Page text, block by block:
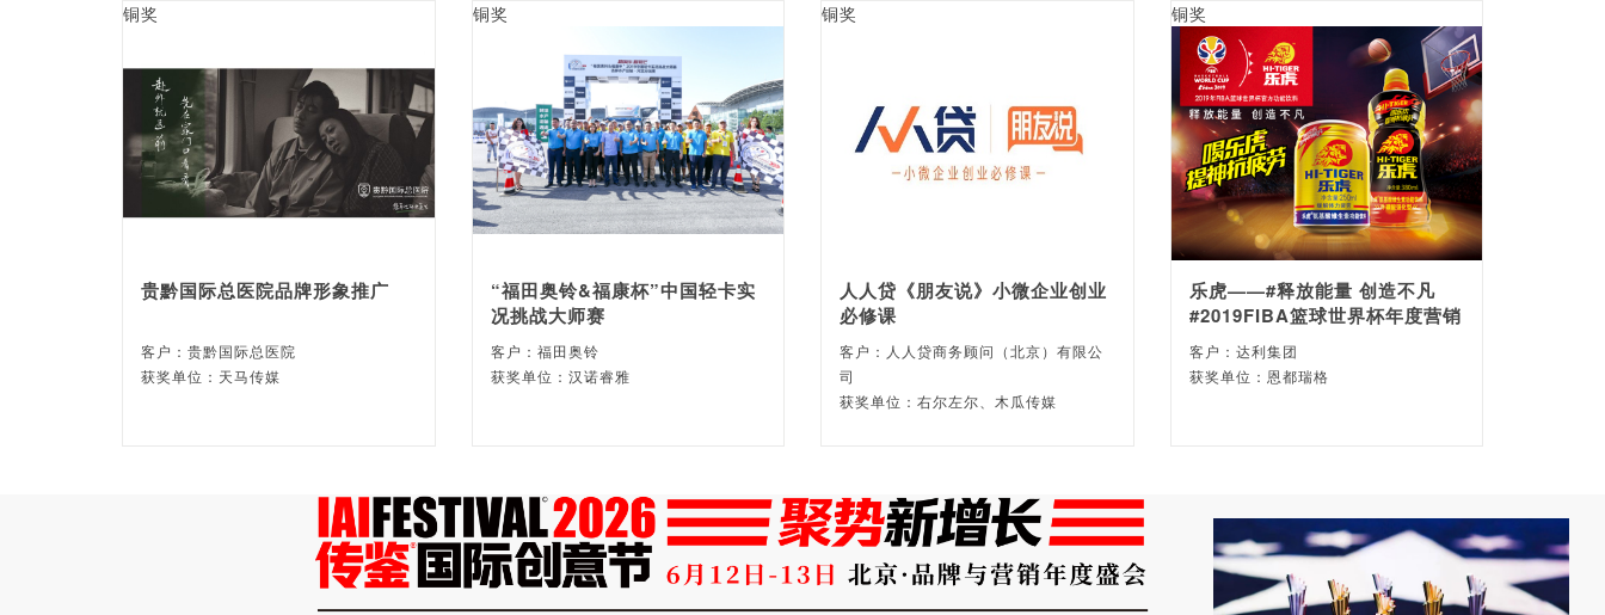
铜奖
贵黔国际总医院品牌形象推广
客户：贵黔国际总医院
获奖单位：天马传媒
铜奖
“福田奥铃&福康杯”中国轻卡实
况挑战大师赛
客户：福田奥铃
获奖单位：汉诺睿雅
铜奖
人人贷《朋友说》小微企业创业
必修课
客户：人人贷商务顾问（北京）有限公
司
获奖单位：右尔左尔、木瓜传媒
铜奖
乐虎——#释放能量 创造不凡
#2019FIBA篮球世界杯年度营销
客户：达利集团
获奖单位：恩都瑞格